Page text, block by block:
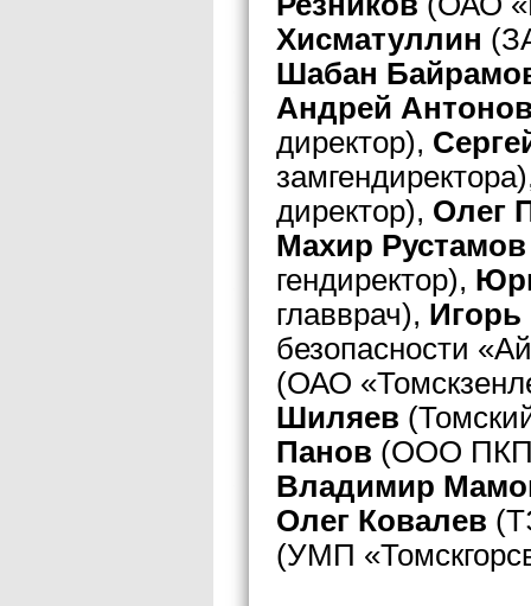
Хисматуллин
Шабан
Андрей
директор),
директор), Олег
Махир
гендиректор),
главврач),
безопасности
(ОАО
Шиляев
Панов (ООО ПКП
Владимир
Олег Ковалев
(УМП